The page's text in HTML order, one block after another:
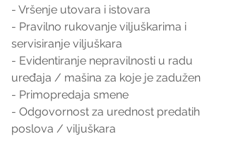
- Vršenje utovara i istovara
- Pravilno rukovanje viljuškarima i
servisiranje viljuškara
- Evidentiranje nepravilnosti u radu
uređaja / mašina za koje je zadužen
- Primopredaja smene
- Odgovornost za urednost predatih
poslova / viljuškara